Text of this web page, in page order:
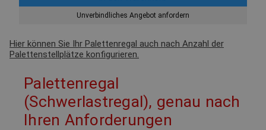
Unverbindliches Angebot anfordern
Hier können Sie Ihr Palettenregal auch nach Anzahl der
Palettenstellplätze konfigurieren.
Palettenregal
(Schwerlastregal), genau nach
Ihren Anforderungen